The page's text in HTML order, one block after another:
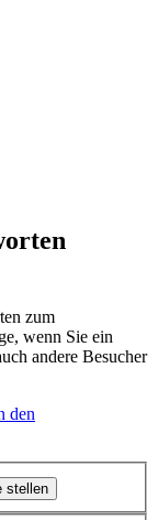
zum
wenn Sie ein
andere Besucher
den
stellen